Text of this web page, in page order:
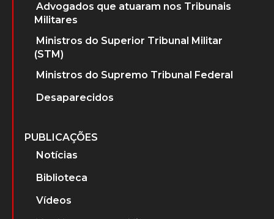
Advogados que atuaram nos Tribunais
Militares
Ministros do Superior Tribunal Militar
(STM)
Ministros do Supremo Tribunal Federal
Desaparecidos
PUBLICAÇÕES
Notícias
Biblioteca
Vídeos